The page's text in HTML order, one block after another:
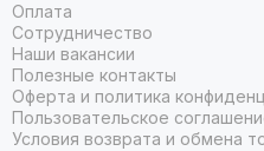
Оплата
Сотрудничество
Наши вакансии
Полезные контакты
Оферта и политика
Пользовательское
Условия возврата и обмена